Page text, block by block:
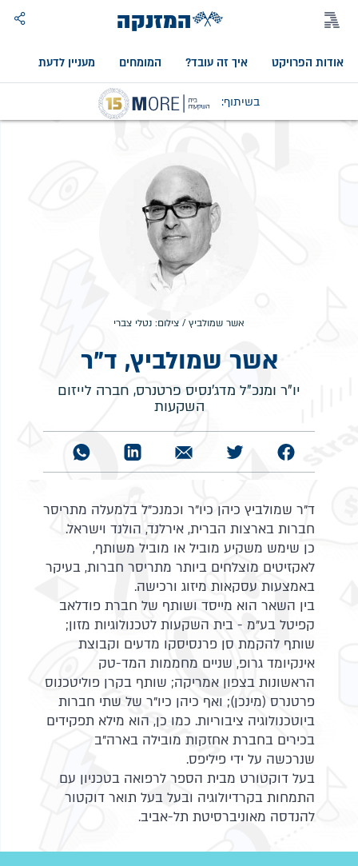
המזנקה
אודות הפרויקט איך זה עובד? המומחים מעניין לדעת
בשיתוף:
אשר שמולביץ / צילום: נטלי צברי
אשר שמולביץ, ד"ר
יו"ר ומנכ"ל מדג'נסיס פרטנרס, חברה לייזום
השקעות
ד"ר שמולביץ כיהן כיו"ר וכמנכ"ל בלמעלה מתריסר
חברות בארצות הברית, אירלנד, הולנד וישראל.
כן שימש משקיע מוביל או מוביל משותף,
לאקזיטים מוצלחים ביותר מתריסר חברות, בעיקר
באמצעות עסקאות מיזוג ורכישה.
בין השאר הוא מייסד ושותף של חברת פודלאב
קפיטל בע"מ - בית השקעות לטכנולוגיות מזון;
שותף להקמת סן פרנסיסקו מדעים וקבוצת
אינקיומד גרופ, שניים מחממות המד-טק
הראשונות בצפון אמריקה; שותף בקרן פוליטכנוס
פרטנרס (מינכן); ואף כיהן כיו"ר של שתי חברות
ביוטכנולוגיה ציבוריות. כמו כן, הוא מילא תפקידים
בכירים בחברת אחזקות מובילה בארה"ב
שנרכשה על ידי פיליפס.
בעל דוקטורט מבית הספר לרפואה בטכניון עם
התמחות בקרדיולוגיה ובעל בעל תואר דוקטור
להנדסה מאוניברסיטת תל-אביב.